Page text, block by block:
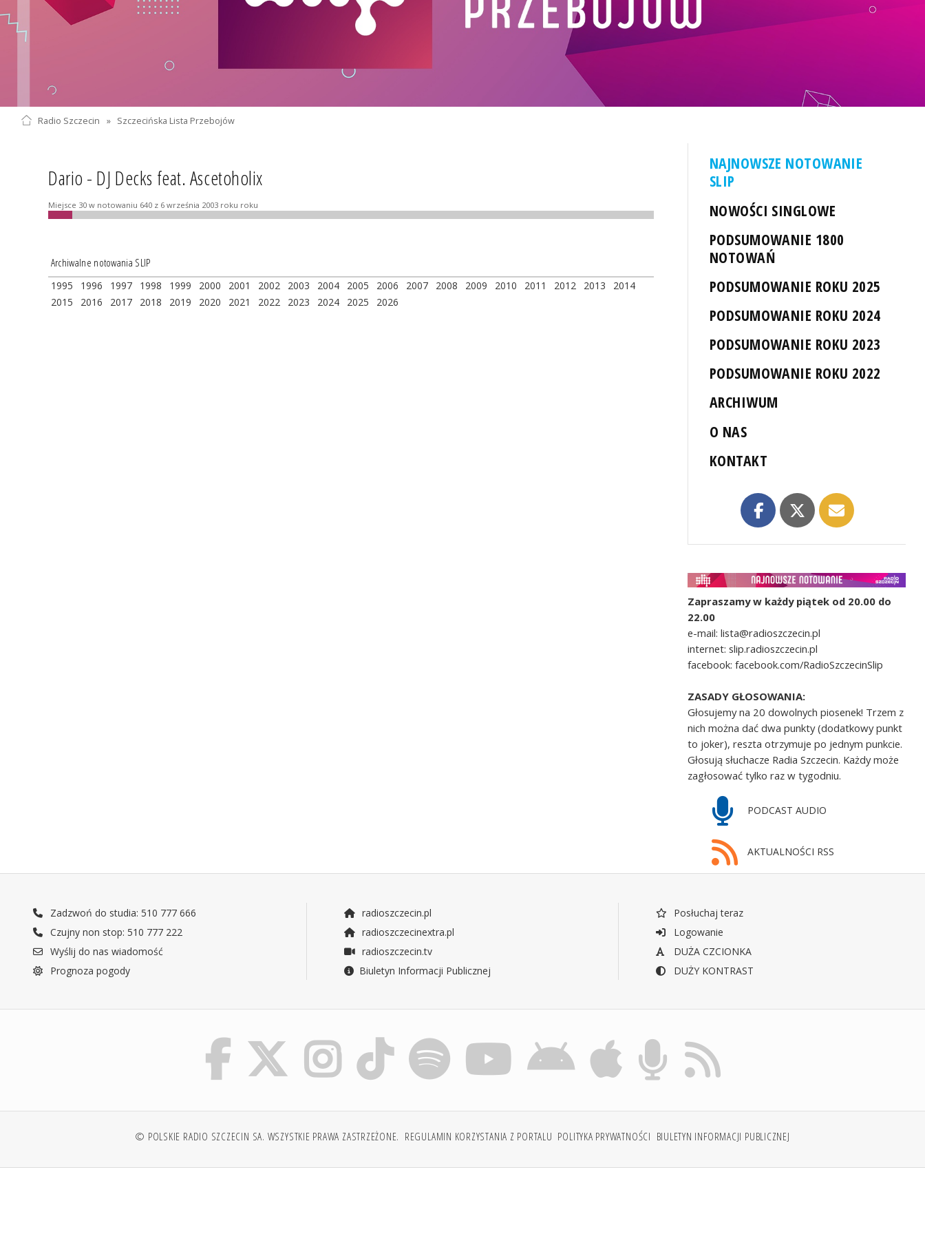
Radio Szczecin » Szczecińska Lista Przebojów
Dario - DJ Decks feat. Ascetoholix
Miejsce 30 w notowaniu 640 z 6 września 2003 roku roku
Archiwalne notowania SLIP
1995 1996 1997 1998 1999 2000 2001 2002 2003 2004 2005 2006 2007 2008 2009 2010 2011 2012 2013
2014
2015
2016 2017 2018 2019 2020 2021 2022 2023 2024 2025 2026
NAJNOWSZE NOTOWANIE
SLIP
NOWOŚCI SINGLOWE
PODSUMOWANIE 1800
NOTOWAŃ
PODSUMOWANIE ROKU 2025
PODSUMOWANIE ROKU 2024
PODSUMOWANIE ROKU 2023
PODSUMOWANIE ROKU 2022
ARCHIWUM
O NAS
KONTAKT
Zapraszamy w każdy piątek od 20.00 do
22.00
e-mail: lista@radioszczecin.pl
internet: slip.radioszczecin.pl
facebook: facebook.com/RadioSzczecinSlip
ZASADY GŁOSOWANIA:
Głosujemy na 20 dowolnych piosenek! Trzem z
nich można dać dwa punkty (dodatkowy punkt
to joker), reszta otrzymuje po jednym punkcie.
Głosują słuchacze Radia Szczecin. Każdy może
zagłosować tylko raz w tygodniu.
PODCAST AUDIO
AKTUALNOŚCI RSS
Zadzwoń do studia: 510 777 666
Czujny non stop: 510 777 222
Wyślij do nas wiadomość
Prognoza pogody
radioszczecin.pl
radioszczecinextra.pl
radioszczecin.tv
Biuletyn Informacji Publicznej
Posłuchaj teraz
Logowanie
DUŻA CZCIONKA
DUŻY KONTRAST
© POLSKIE RADIO SZCZECIN SA. WSZYSTKIE PRAWA ZASTRZEŻONE. REGULAMIN KORZYSTANIA Z PORTALU POLITYKA PRYWATNOŚCI BIULETYN INFORMACJI PUBLICZNEJ